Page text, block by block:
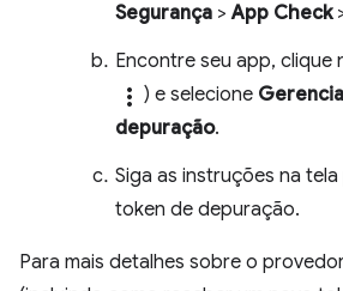
Segurança >App Check
Encontre seu app, clique
more_vert ) e selecione
depuração.
Siga as instruções na
token de depuração.
Para mais detalhes sobre o